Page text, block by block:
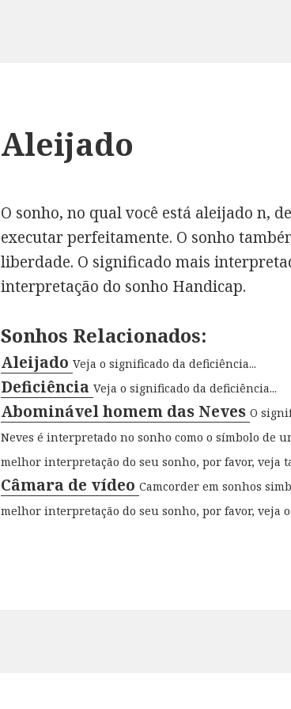
Aleijado
O sonho, no qual você está aleijado n,
executar perfeitamente. O sonho
liberdade. O significado mais
interpretação do sonho Handicap.
Sonhos Relacionados:
AleijadoVeja o significado da deficiência...
DeficiênciaVeja o significado da deficiência...
Abominável homem das NevesO
Neves é interpretado no sonho como o símbolo de
melhor interpretação do seu sonho, por favor, veja
Câmara de vídeoCamcorder em sonhos
melhor interpretação do seu sonho, por favor, veja